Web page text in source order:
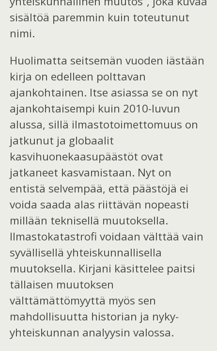
sisältöä paremmin kuin toteutunut
nimi.
Huolimatta seitsemän vuoden iästään
kirja on edelleen polttavan
ajankohtainen. Itse asiassa se on nyt
ajankohtaisempi kuin 2010-luvun
alussa, sillä ilmastotoimettomuus on
jatkunut ja globaalit
kasvihuonekaasupäästöt ovat
jatkaneet kasvamistaan. Nyt on
entistä selvempää, että päästöjä ei
voida saada alas riittävän nopeasti
millään teknisellä muutoksella.
Ilmastokatastrofi voidaan välttää vain
syvällisellä yhteiskunnallisella
muutoksella. Kirjani käsittelee paitsi
tällaisen muutoksen
välttämättömyyttä myös sen
mahdollisuutta historian ja nyky-
yhteiskunnan analyysin valossa.